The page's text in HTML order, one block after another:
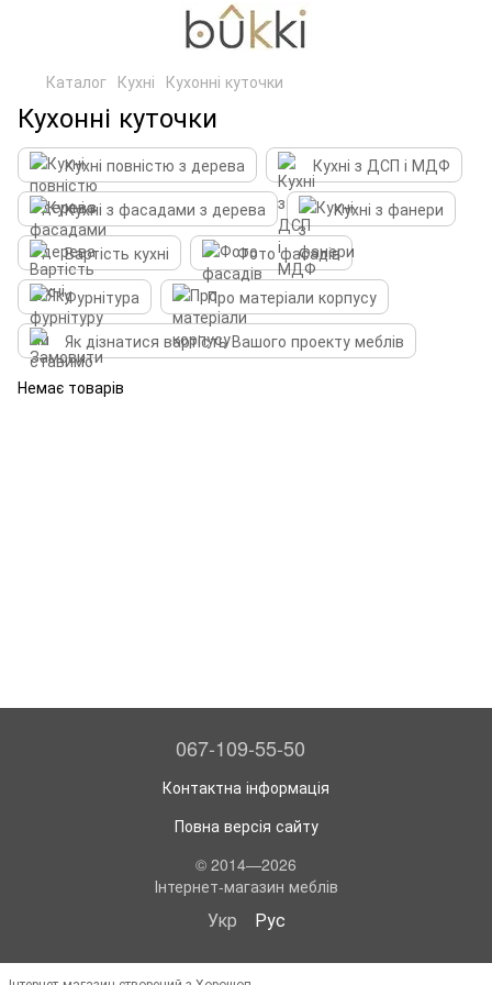
Каталог Кухні Кухонні куточки
Кухонні куточки
Кухні повністю з дерева
Кухні з ДСП і МДФ
Кухні з фасадами з дерева
Кухні з фанери
Вартість кухні
Фото фасадів
Фурнітура
Про матеріали корпусу
Як дізнатися вартість Вашого проекту меблів
Немає товарів
067-109-55-50
Контактна інформація
Повна версія сайту
© 2014—2026
Інтернет-магазин меблів
Укр Рус